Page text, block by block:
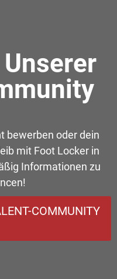
bewerben oder dein
mit Foot Locker in
Informationen zu
COMMUNITY